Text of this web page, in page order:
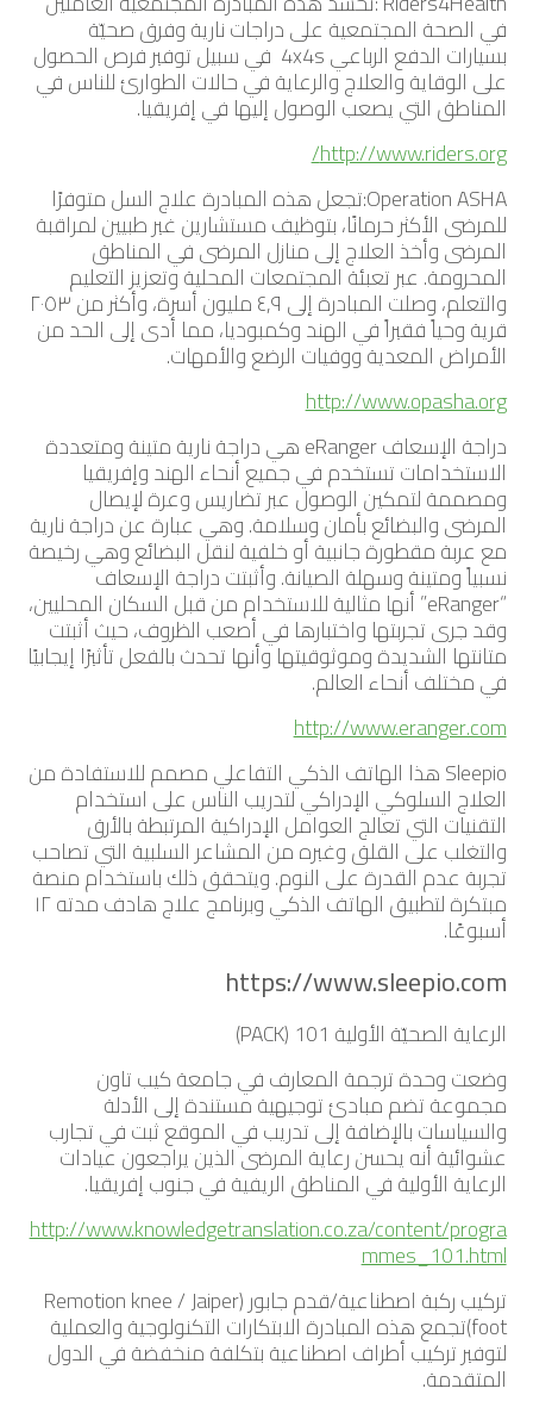
في الصحة المجتمعية على دراجات نارية وفرق صحيّة
بسيارات الدفع الرباعي 4x4s في سبيل توفير فرص الحصول
على الوقاية والعلاج والرعاية في حالات الطوارئ للناس في
المناطق التي يصعب الوصول إليها في إفريقيا.
http://www.riders.org/
Operation ASHA:تجعل هذه المبادرة علاج السل متوفرًا
للمرضى الأكثر حرمانًا، بتوظيف مستشارين غير طبيين لمراقبة
المرضى وأخذ العلاج إلى منازل المرضى في المناطق
المحرومة. عبر تعبئة المجتمعات المحلية وتعزيز التعليم
والتعلم، وصلت المبادرة إلى ٤,٩ مليون أسرة، وأكثر من ٢٠٥٣
قرية وحياً فقيراً في الهند وكمبوديا، مما أدى إلى الحد من
الأمراض المعدية ووفيات الرضع والأمهات.
http://www.opasha.org
دراجة الإسعاف eRanger هي دراجة نارية متينة ومتعددة
الاستخدامات تستخدم في جميع أنحاء الهند وإفريقيا
ومصممة لتمكين الوصول عبر تضاريس وعرة لإيصال
المرضى والبضائع بأمان وسلامة. وهي عبارة عن دراجة نارية
مع عربة مقطورة جانبية أو خلفية لنقل البضائع وهي رخيصة
نسبياً ومتينة وسهلة الصيانة. وأثبتت دراجة الإسعاف
“eRanger” أنها مثالية للاستخدام من قبل السكان المحليين،
وقد جرى تجربتها واختبارها في أصعب الظروف، حيث أثبتت
متانتها الشديدة وموثوقيتها وأنها تحدث بالفعل تأثيرًا إيجابيًا
في مختلف أنحاء العالم.
http://www.eranger.com
Sleepio هذا الهاتف الذكي التفاعلي مصمم للاستفادة من
العلاج السلوكي الإدراكي لتدريب الناس على استخدام
التقنيات التي تعالج العوامل الإدراكية المرتبطة بالأرق
والتغلب على القلق وغيره من المشاعر السلبية التي تصاحب
تجربة عدم القدرة على النوم. ويتحقق ذلك باستخدام منصة
مبتكرة لتطبيق الهاتف الذكي وبرنامج علاج هادف مدته ١٢
أسبوعًا.
https://www.sleepio.com
الرعاية الصحيّة الأولية 101 (PACK)
وضعت وحدة ترجمة المعارف في جامعة كيب تاون
مجموعة تضم مبادئ توجيهية مستندة إلى الأدلة
والسياسات بالإضافة إلى تدريب في الموقع ثبت في تجارب
عشوائية أنه يحسن رعاية المرضى الذين يراجعون عيادات
الرعاية الأولية في المناطق الريفية في جنوب إفريقيا.
http://www.knowledgetranslation.co.za/content/progra
mmes_101.html
تركيب ركبة اصطناعية/قدم جابور (Remotion knee / Jaiper
foot)تجمع هذه المبادرة الابتكارات التكنولوجية والعملية
لتوفير تركيب أطراف اصطناعية بتكلفة منخفضة في الدول
المتقدمة.